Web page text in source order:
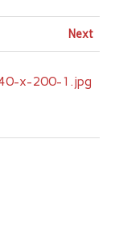
Next
x-200-1.jpg